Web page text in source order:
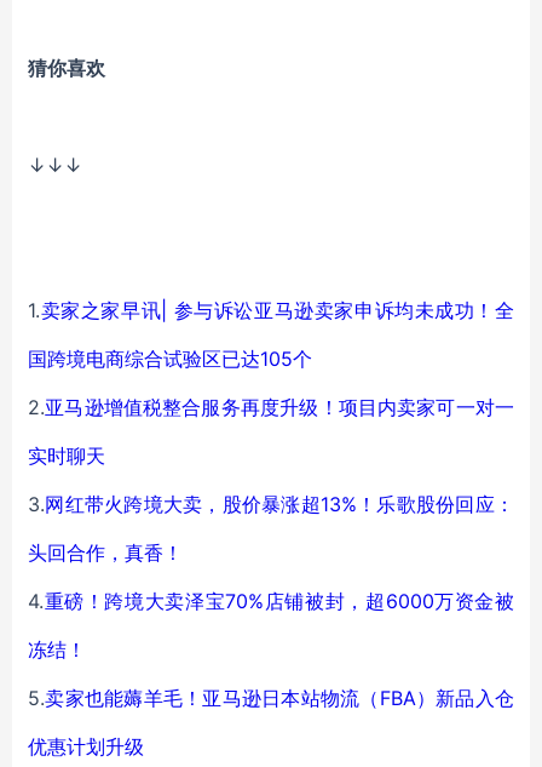
猜你喜欢
↓↓↓
1.卖家之家早讯| 参与诉讼亚马逊卖家申诉均未成功！全
国跨境电商综合试验区已达105个
2.亚马逊增值税整合服务再度升级！项目内卖家可一对一
实时聊天
3.网红带火跨境大卖，股价暴涨超13%！乐歌股份回应：
头回合作，真香！
4.重磅！跨境大卖泽宝70%店铺被封，超6000万资金被
冻结！
5.卖家也能薅羊毛！亚马逊日本站物流（FBA）新品入仓
优惠计划升级